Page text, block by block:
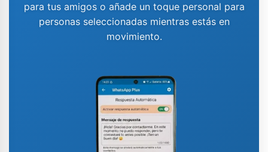
para tus amigos o añade un toque personal para
personas seleccionadas mientras estás en
movimiento.